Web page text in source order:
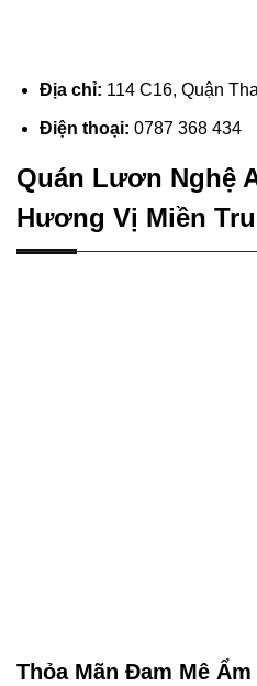
Địa chỉ: 114 C16, Quận
Điện thoại: 0787 368 434
Quán Lươn Nghệ
Hương Vị Miền
Thỏa Mãn Đam Mê